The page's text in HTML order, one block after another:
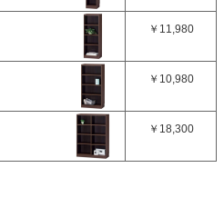
￥11,980
￥10,980
￥18,300